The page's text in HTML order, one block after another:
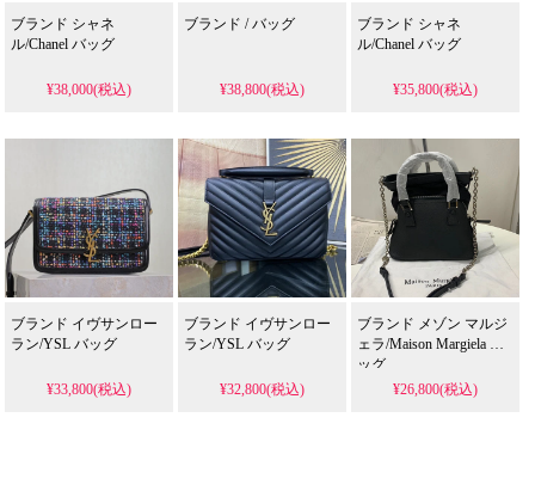
ブランド シャネ
ル/Chanel バッグ
¥38,000(税込)
ブランド / バッグ
¥38,800(税込)
ブランド シャネ
ル/Chanel バッグ
¥35,800(税込)
ブランド イヴサンロー
ラン/YSL バッグ
¥33,800(税込)
ブランド イヴサンロー
ラン/YSL バッグ
¥32,800(税込)
ブランド メゾン マルジ
ェラ/Maison Margiela バ
ッグ
¥26,800(税込)